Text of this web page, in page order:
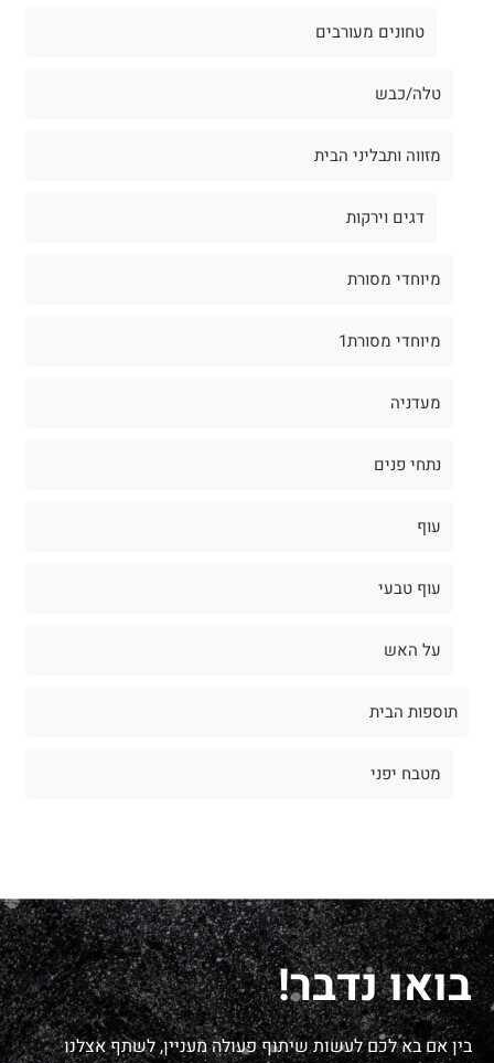
טחונים מעורבים
טלה/כבש
מזווה ותבליני הבית
דגים וירקות
מיוחדי מסורת
מיוחדי מסורת1
מעדניה
נתחי פנים
עוף
עוף טבעי
על האש
תוספות הבית
מטבח יפני
בואו נדבר!
בין אם בא לכם לעשות שיתוף פעולה מעניין, לשתף אצלנו